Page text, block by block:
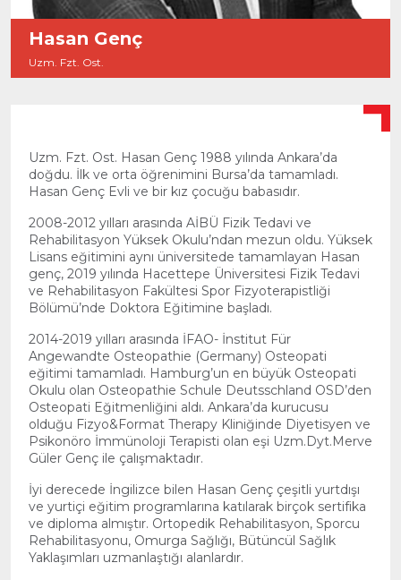
Hasan Genç
Uzm. Fzt. Ost.
Uzm. Fzt. Ost. Hasan Genç 1988 yılında Ankara’da
doğdu. İlk ve orta öğrenimini Bursa’da tamamladı.
Hasan Genç Evli ve bir kız çocuğu babasıdır.
2008-2012 yılları arasında AİBÜ Fizik Tedavi ve
Rehabilitasyon Yüksek Okulu’ndan mezun oldu. Yüksek
Lisans eğitimini aynı üniversitede tamamlayan Hasan
genç, 2019 yılında Hacettepe Üniversitesi Fizik Tedavi
ve Rehabilitasyon Fakültesi Spor Fizyoterapistliği
Bölümü’nde Doktora Eğitimine başladı.
2014-2019 yılları arasında İFAO- İnstitut Für
Angewandte Osteopathie (Germany) Osteopati
eğitimi tamamladı. Hamburg’un en büyük Osteopati
Okulu olan Osteopathie Schule Deutsschland OSD’den
Osteopati Eğitmenliğini aldı. Ankara’da kurucusu
olduğu Fizyo&Format Therapy Kliniğinde Diyetisyen ve
Psikonöro İmmünoloji Terapisti olan eşi Uzm.Dyt.Merve
Güler Genç ile çalışmaktadır.
İyi derecede İngilizce bilen Hasan Genç çeşitli yurtdışı
ve yurtiçi eğitim programlarına katılarak birçok sertifika
ve diploma almıştır. Ortopedik Rehabilitasyon, Sporcu
Rehabilitasyonu, Omurga Sağlığı, Bütüncül Sağlık
Yaklaşımları uzmanlaştığı alanlardır.